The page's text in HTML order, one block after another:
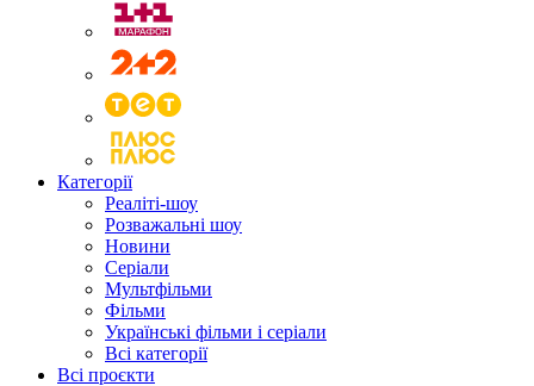
Категорії
Реаліті-шоу
Розважальні шоу
Новини
Серіали
Мультфільми
Фільми
Українські фільми і серіали
Всі категорії
Всі проєкти